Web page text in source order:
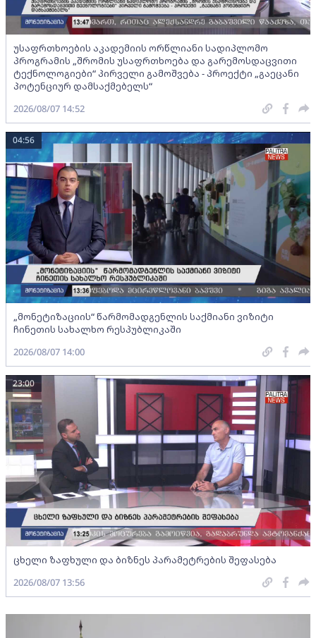
უსაფრთხოების აკადემიის ორწლიანი სადიპლომო
პროგრამის „შრომის უსაფრთხოება და გარემოსდაცვითი
ტექნოლოგიები“ პირველი გამოშვება - პროექტი „გაეცანი
პოტენციურ დამსაქმებელს“
2026/08/07 14:52
„მონეტიზაციის“ წარმომადგენლის საქმიანი ვიზიტი
ჩინეთის სახალხო რესპუბლიკაში
04:56
2026/08/07 14:00
ცხელი ზაფხული და ბიზნეს პარამეტრების შეფასება
23:00
2026/08/07 13:56